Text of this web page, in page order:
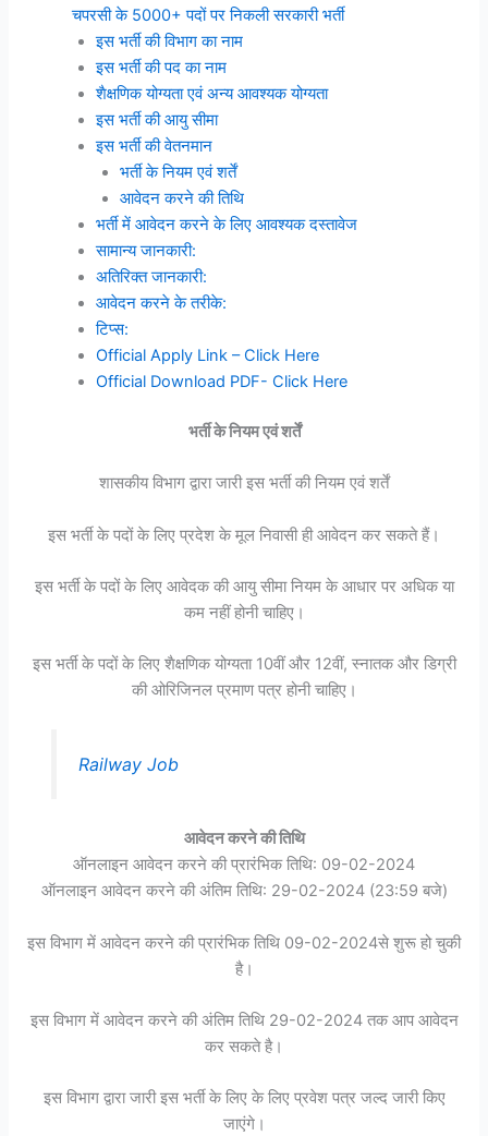
चपरसी के 5000+ पदों पर निकली सरकारी भर्ती
इस भर्ती की विभाग का नाम
इस भर्ती की पद का नाम
शैक्षणिक योग्यता एवं अन्य आवश्यक योग्यता
इस भर्ती की आयु सीमा
इस भर्ती की वेतनमान
भर्ती के नियम एवं शर्तें
आवेदन करने की तिथि
भर्ती में आवेदन करने के लिए आवश्यक दस्तावेज
सामान्य जानकारी:
अतिरिक्त जानकारी:
आवेदन करने के तरीके:
टिप्स:
Official Apply Link – Click Here
Official Download PDF- Click Here
भर्ती के नियम एवं शर्तें
शासकीय विभाग द्वारा जारी इस भर्ती की नियम एवं शर्तें
इस भर्ती के पदों के लिए प्रदेश के मूल निवासी ही आवेदन कर सकते हैं।
इस भर्ती के पदों के लिए आवेदक की आयु सीमा नियम के आधार पर अधिक या
कम नहीं होनी चाहिए।
इस भर्ती के पदों के लिए शैक्षणिक योग्यता 10वीं और 12वीं, स्नातक और डिग्री
की ओरिजिनल प्रमाण पत्र होनी चाहिए।
Railway Job
आवेदन करने की तिथि
ऑनलाइन आवेदन करने की प्रारंभिक तिथि: 09-02-2024
ऑनलाइन आवेदन करने की अंतिम तिथि: 29-02-2024 (23:59 बजे)
इस विभाग में आवेदन करने की प्रारंभिक तिथि 09-02-2024से शुरू हो चुकी
है।
इस विभाग में आवेदन करने की अंतिम तिथि 29-02-2024 तक आप आवेदन
कर सकते है।
इस विभाग द्वारा जारी इस भर्ती के लिए के लिए प्रवेश पत्र जल्द जारी किए
जाएंगे।